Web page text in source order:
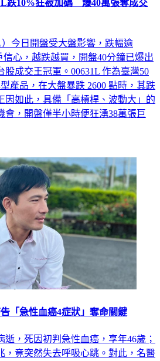
跌10%狂被加碼 爆40萬張奪成交
）今日開盤受大盤影響，跌幅逾
信心，越跌越買，開盤40分鐘已爆出
股成交王冠軍。00631L 作為臺灣50
產品，在大盤暴跌 2600 點時，其跌
因如此，具備「高槓桿、波動大」的
會，開盤僅半小時便狂湧38萬張巨
「急性血癌4症狀」奪命關鍵
逝，死因初判急性血癌，享年46歲；
，竟突然失去呼吸心跳。對此，名醫